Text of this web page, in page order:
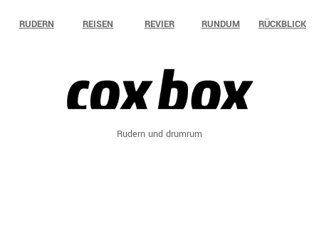
InhaltRUDERN REISEN REVIER RUNDUM RÜCKBLICK
Rudern und drumrum